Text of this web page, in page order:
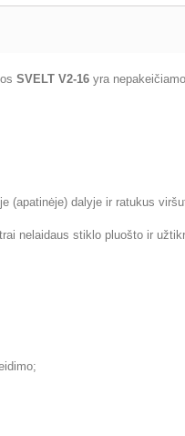
SVELT V2-16 yra
(apatinėje) dalyje ir ratukus
nelaidaus stiklo pluošto ir